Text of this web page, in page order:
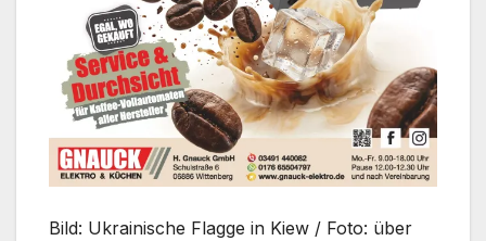
Bild: Ukrainische Flagge in Kiew / Foto: über